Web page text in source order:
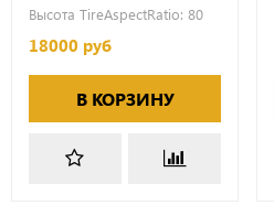
Высота TireAspectRatio: 80
18000 руб
В КОРЗИНУ